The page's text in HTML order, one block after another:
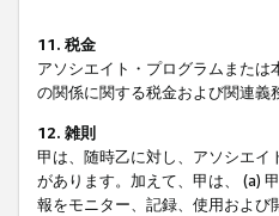
11. 税金
アソシエイト・プログラムまた
の関係に関する税金および関連義
12. 雑則
甲は、随時乙に対し、アソシエイ
があります。加えて、甲は、 (a)
報をモニター、記録、使用およ